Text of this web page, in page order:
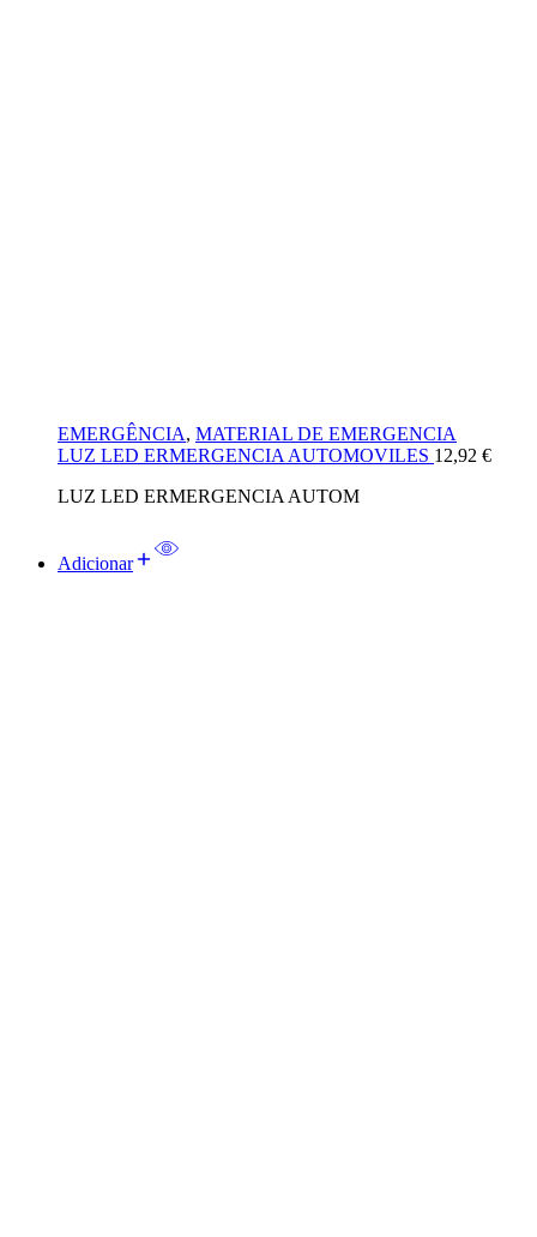
EMERGÊNCIA, MATERIAL DE EMERGENCIA
LUZ LED ERMERGENCIA AUTOMOVILES 12,92 €
LUZ LED ERMERGENCIA AUTOM
Adicionar